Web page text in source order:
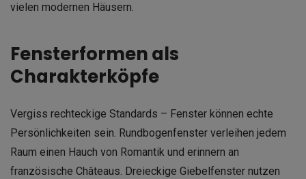
vielen modernen Häusern.
Fensterformen als
Charakterköpfe
Vergiss rechteckige Standards – Fenster können echte
Persönlichkeiten sein. Rundbogenfenster verleihen jedem
Raum einen Hauch von Romantik und erinnern an
französische Châteaus. Dreieckige Giebelfenster nutzen